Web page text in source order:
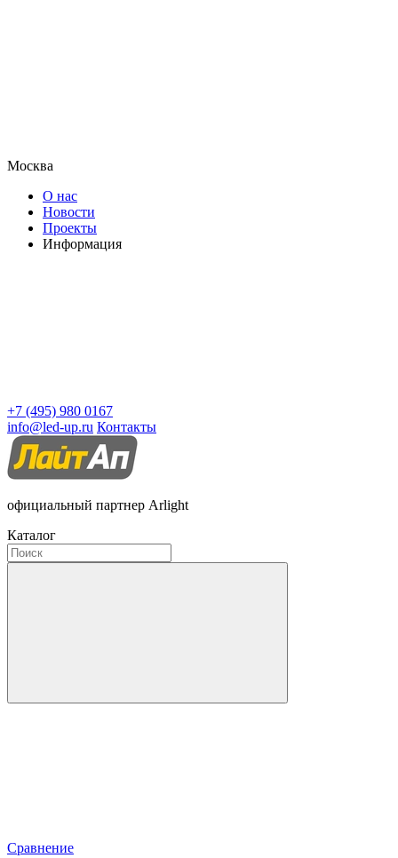
Москва
О нас
Новости
Проекты
Информация
+7 (495) 980 0167
info@led-up.ru Контакты
официальный партнер Arlight
Каталог
Сравнение